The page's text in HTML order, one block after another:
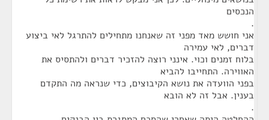
הנכסים
.
אני חושש מאד מפני זה שאנחנו מתחילים להתרגל לאי ביצוע
דברים, לאי עמירה
בלוח זמנים וכוי. אינני רוצה להזכיר דברים ולהתסיס את
האווירה. התחייבו להביא
בפני הוועדה את נושא הקיבוצים, כדי שנראה מה התקדם
בענין. אבל זה לא הובא
.